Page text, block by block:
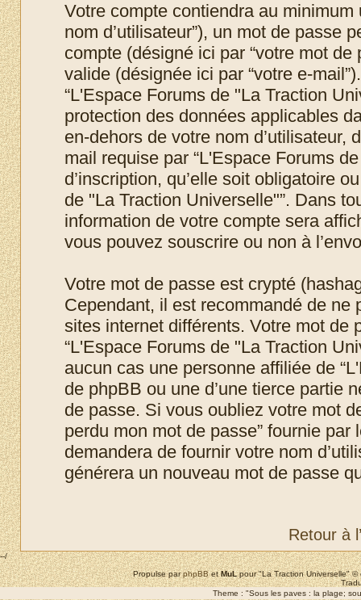
Votre compte contiendra au
nom d’utilisateur”), un mot de passe
compte (désigné ici par “votre mot
valide (désignée ici par “votre e-
“L'Espace Forums de "La Traction
protection des données applicables
en-dehors de votre nom d’utilisateur,
mail requise par “L'Espace Forums
d’inscription, qu’elle soit obligatoire
de "La Traction Universelle"”. Dans
information de votre compte sera
vous pouvez souscrire ou non à
Votre mot de passe est crypté
Cependant, il est recommandé de
sites internet différents. Votre mot de
“L'Espace Forums de "La Traction
aucun cas une personne affiliée de
de phpBB ou une d’une tierce partie
de passe. Si vous oubliez votre mot
perdu mon mot de passe” fournie
demandera de fournir votre nom
générera un nouveau mot de passe
Retour à
--/
Propulse parphpBBetMuLpour "La Traction Universelle"
Theme : "Sous les paves : la plage;